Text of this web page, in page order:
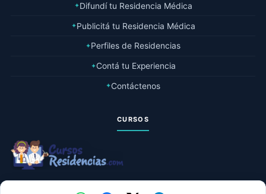
✦Difundí tu Residencia Médica
✦Publicitá tu Residencia Médica
✦Perfiles de Residencias
✦Contá tu Experiencia
✦Contáctenos
CURSOS